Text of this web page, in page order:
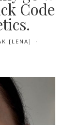
[LENA]
Code
[LENA]